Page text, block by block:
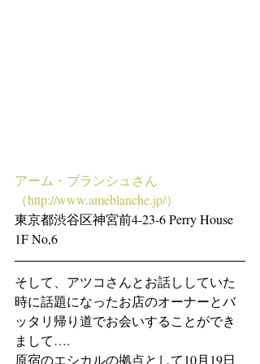
アーム・ブランシュさん
（http://www.ameblanche.jp/）
東京都渋谷区神宮前4-23-6 Perry House
1F No,6
そして、アツコさんとお話ししていた
時に話題になったお店のオーナーとバ
ッタリ帰り道でお会いすることができ
まして….
原宿のエシカルの拠点として10月19日